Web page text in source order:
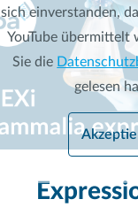
sich einverstanden,
YouTube übermittelt
Sie die
gelesen